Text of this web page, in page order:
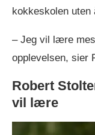
kokkeskolen
– Jeg vil lære
opplevelsen, sier
Robert
vil lære